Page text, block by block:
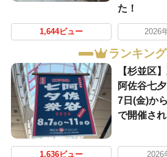
た！
1,644ビュー 2026
ランキン
【杉並区
阿佐谷七
7日(金)か
で開催され
1,636ビュー 2026